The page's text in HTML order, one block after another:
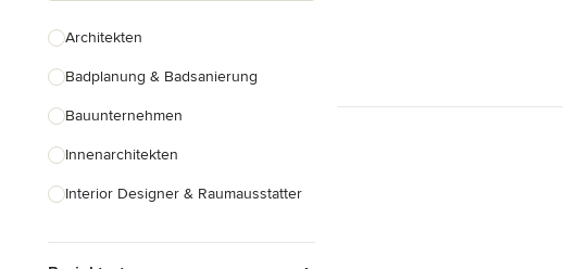
Architekten
Badplanung & Badsanierung
Bauunternehmen
Innenarchitekten
Interior Designer & Raumausstatter